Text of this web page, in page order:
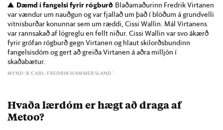
Dæmd í fangelsi fyrir rógburð Blaðamaðurinn Fredrik Virtanen
var vændur um nauðgun og var fjallað um það í blöðum á grundvelli
vitnisburðar konunnar sem um ræddi, Cissi Wallin. Mál Virtanens
var rannsakað af lögreglu en fellt niður. Cissi Wallin var svo ákærð
fyrir grófan rógburð gegn Virtanen og hlaut skilorðsbundinn
fangelsisdóm og gert að greiða Virtanen á aðra milljón í
skaðabætur.
MYND: B'CARL-FREDRIK HAMMERSLAND '
Hvaða lærdóm er hægt að draga af
Metoo?